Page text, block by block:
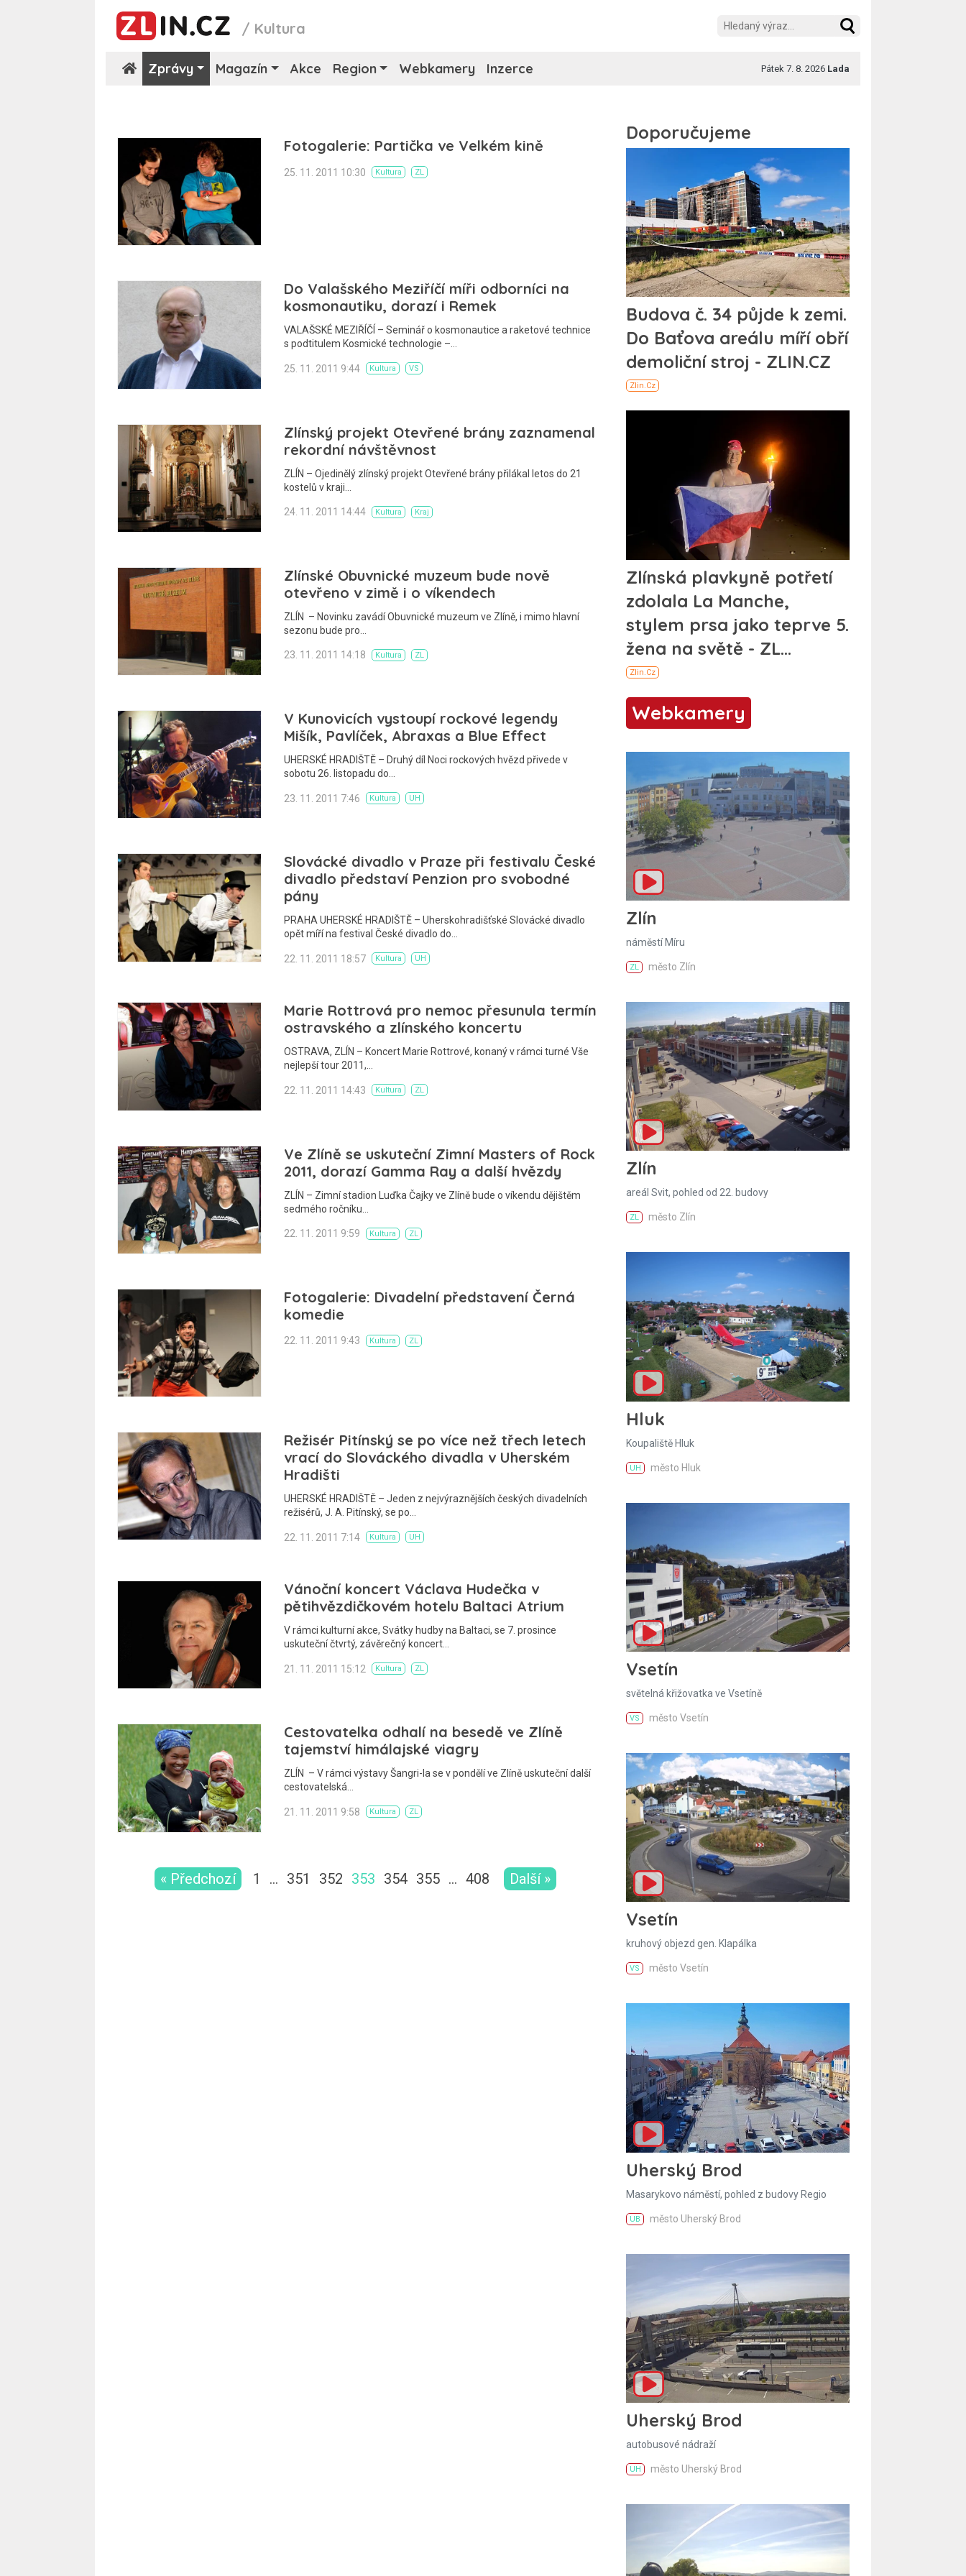
/ Kultura
Zprávy Magazín Akce Region Webkamery Inzerce Pátek 7. 8. 2026 Lada
Fotogalerie: Partička ve Velkém kině
25. 11. 2011 10:30 Kultura ZL
Do Valašského Meziříčí míři odborníci na
kosmonautiku, dorazí i Remek
VALAŠSKÉ MEZIŘÍČÍ – Seminář o kosmonautice a raketové technice
s podtitulem Kosmické technologie –…
25. 11. 2011 9:44 Kultura VS
Zlínský projekt Otevřené brány zaznamenal
rekordní návštěvnost
ZLÍN – Ojedinělý zlínský projekt Otevřené brány přilákal letos do 21
kostelů v kraji…
24. 11. 2011 14:44 Kultura Kraj
Zlínské Obuvnické muzeum bude nově
otevřeno v zimě i o víkendech
ZLÍN – Novinku zavádí Obuvnické muzeum ve Zlíně, i mimo hlavní
sezonu bude pro…
23. 11. 2011 14:18 Kultura ZL
V Kunovicích vystoupí rockové legendy
Mišík, Pavlíček, Abraxas a Blue Effect
UHERSKÉ HRADIŠTĚ – Druhý díl Noci rockových hvězd přivede v
sobotu 26. listopadu do…
23. 11. 2011 7:46 Kultura UH
Slovácké divadlo v Praze při festivalu České
divadlo představí Penzion pro svobodné
pány
PRAHA UHERSKÉ HRADIŠTĚ – Uherskohradišťské Slovácké divadlo
opět míří na festival České divadlo do…
22. 11. 2011 18:57 Kultura UH
Marie Rottrová pro nemoc přesunula termín
ostravského a zlínského koncertu
OSTRAVA, ZLÍN – Koncert Marie Rottrové, konaný v rámci turné Vše
nejlepší tour 2011,…
22. 11. 2011 14:43 Kultura ZL
Ve Zlíně se uskuteční Zimní Masters of Rock
2011, dorazí Gamma Ray a další hvězdy
ZLÍN – Zimní stadion Luďka Čajky ve Zlíně bude o víkendu dějištěm
sedmého ročníku…
22. 11. 2011 9:59 Kultura ZL
Fotogalerie: Divadelní představení Černá
komedie
22. 11. 2011 9:43 Kultura ZL
Režisér Pitínský se po více než třech letech
vrací do Slováckého divadla v Uherském
Hradišti
UHERSKÉ HRADIŠTĚ – Jeden z nejvýraznějších českých divadelních
režisérů, J. A. Pitínský, se po…
22. 11. 2011 7:14 Kultura UH
Vánoční koncert Václava Hudečka v
pětihvězdičkovém hotelu Baltaci Atrium
V rámci kulturní akce, Svátky hudby na Baltaci, se 7. prosince
uskuteční čtvrtý, závěrečný koncert…
21. 11. 2011 15:12 Kultura ZL
Cestovatelka odhalí na besedě ve Zlíně
tajemství himálajské viagry
ZLÍN – V rámci výstavy Šangri-la se v pondělí ve Zlíně uskuteční další
cestovatelská…
21. 11. 2011 9:58 Kultura ZL
« Předchozí 1 … 351 352 353 354 355 … 408 Další »
Webkamery
Zlín
náměstí Míru
ZL město Zlín
Zlín
areál Svit, pohled od 22. budovy
ZL město Zlín
Hluk
Koupaliště Hluk
UH město Hluk
Vsetín
světelná křižovatka ve Vsetíně
VS město Vsetín
Vsetín
kruhový objezd gen. Klapálka
VS město Vsetín
Uherský Brod
Masarykovo náměstí, pohled z budovy Regio
UB město Uherský Brod
Uherský Brod
autobusové nádraží
UH město Uherský Brod